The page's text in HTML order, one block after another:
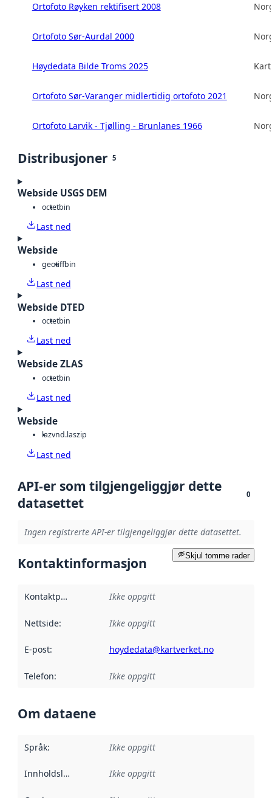
Ortofoto Røyken rektifisert 2008
Ortofoto Sør-Aurdal 2000
Høydedata Bilde Troms 2025
Ortofoto Sør-Varanger midlertidig ortofoto 2021
Ortofoto Larvik - Tjølling - Brunlanes 1966
Distribusjoner 5
Webside USGS DEM
octetbin
Last ned
Webside
geotiffbin
Last ned
Webside DTED
octetbin
Last ned
Webside ZLAS
octetbin
Last ned
Webside
lazvnd.laszip
Last ned
API-er som tilgjengeliggjør dette
datasettet
0
Ingen registrerte API-er tilgjengeliggjør dette datasettet.
Skjul tomme rader
Kontaktinformasjon
Kontaktpunkt Ikke oppgitt
Nettside: Ikke oppgitt
E-post: hoydedata@kartverket.no
Telefon: Ikke oppgitt
Om dataene
Språk: Ikke oppgitt
Innholdsleverandører :
Ikke oppgitt